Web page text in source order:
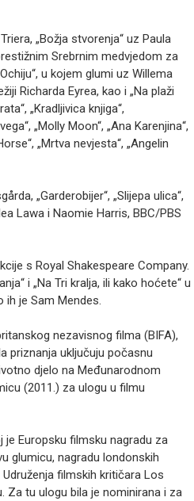
„Božja stvorenja“ uz Paula
Srebrnim medvjedom za
u kojem glumi uz Willema
Richarda Eyrea, kao i „Na plaži
„Kradljivica knjiga“,
„Molly Moon“, „Ana Karenjina“,
„Mrtva nevjesta“, „Angelin
„Garderobijer“, „Slijepa ulica“,
Lawa i Naomie Harris, BBC/PBS
s Royal Shakespeare Company.
i „Na Tri kralja, ili kako hoćete“ u
ih je Sam Mendes.
nezavisnog filma (BIFA),
priznanja uključuju počasnu
djelo na Međunarodnom
(2011.) za ulogu u filmu
je Europsku filmsku nagradu za
glumicu, nagradu londonskih
filmskih kritičara Los
Za tu ulogu bila je nominirana i za